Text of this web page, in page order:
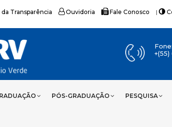
Transparência Ouvidoria Fale Conosco |
Fone:
PÓS-GRADUAÇÃO PESQUISA